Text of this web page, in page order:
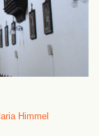
Himmel